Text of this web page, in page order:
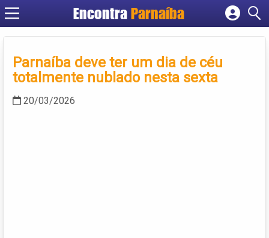
Encontra Parnaíba
Cadastrar empresa
Criar conta
Parnaíba deve ter um dia de céu
totalmente nublado nesta sexta
20/03/2026